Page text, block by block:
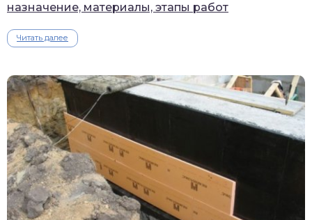
назначение, материалы, этапы работ
Читать далее